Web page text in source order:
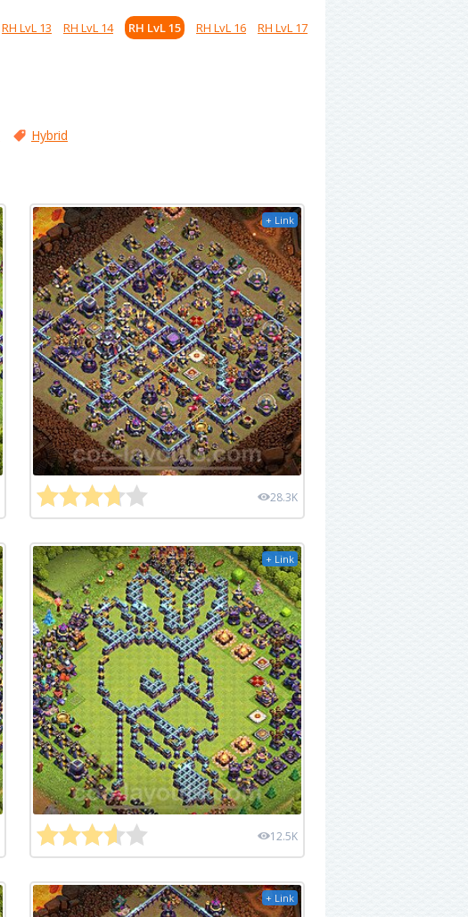
RH LvL 13 RH LvL 14 RH LvL 15 RH LvL 16
RH LvL 17
Hybrid
+ Link
28.3K
+ Link
12.5K
+ Link